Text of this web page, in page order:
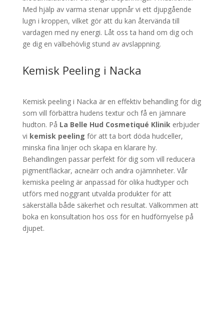
Med hjälp av varma stenar uppnår vi ett djupgående
lugn i kroppen, vilket gör att du kan återvända till
vardagen med ny energi. Låt oss ta hand om dig och
ge dig en välbehövlig stund av avslappning.
Kemisk Peeling i Nacka
Kemisk peeling i Nacka är en effektiv behandling för dig
som vill förbättra hudens textur och få en jämnare
hudton. På La Belle Hud Cosmetiqué Klinikerbjuder
vi kemisk peeling för att ta bort döda hudceller,
minska fina linjer och skapa en klarare hy.
Behandlingen passar perfekt för dig som vill reducera
pigmentfläckar, acneärr och andra ojämnheter. Vår
kemiska peeling är anpassad för olika hudtyper och
utförs med noggrant utvalda produkter för att
säkerställa både säkerhet och resultat. Välkommen att
boka en konsultation hos oss för en hudförnyelse på
djupet.